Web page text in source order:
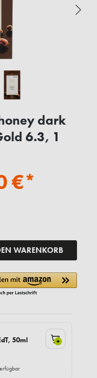
dark
6.3, 1
€*
WARENKORB
50ml
+